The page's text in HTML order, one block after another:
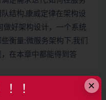
结构,康威定律在架构设
做好架构设计，一个系统
衡量;微服务架构下,我们
在本章中都能得到答
方法
×
！！